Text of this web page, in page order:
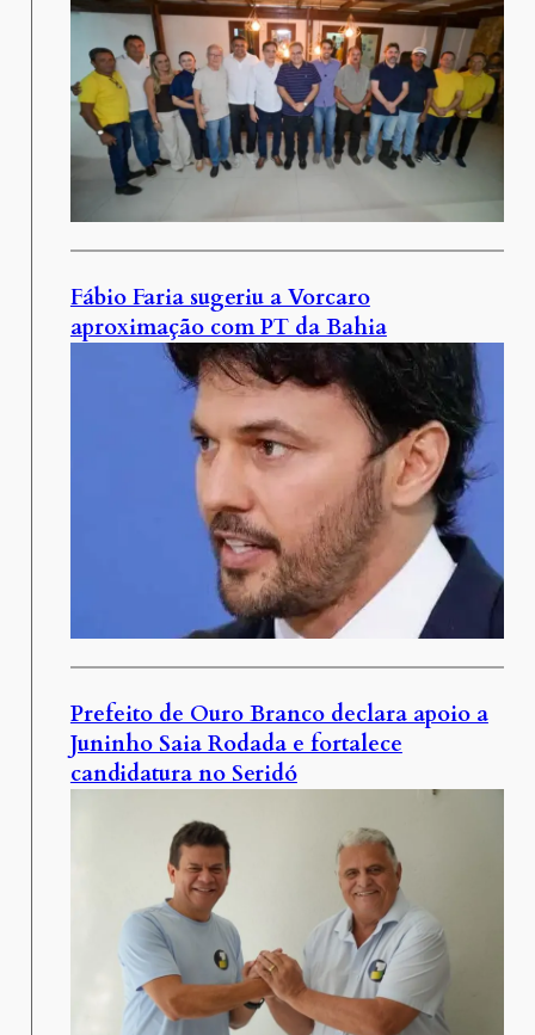
Fábio Faria sugeriu a Vorcaro
aproximação com PT da Bahia
Prefeito de Ouro Branco declara apoio a
Juninho Saia Rodada e fortalece
candidatura no Seridó